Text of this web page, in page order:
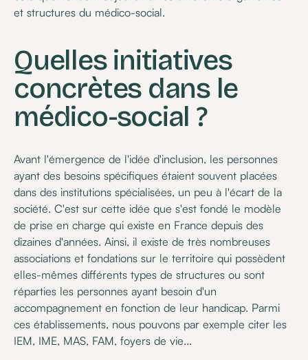
et structures du médico-social.
Quelles initiatives
concrètes dans le
médico-social ?
Avant l'émergence de l'idée d'inclusion, les personnes
ayant des besoins spécifiques étaient souvent placées
dans des institutions spécialisées, un peu à l'écart de la
société. C'est sur cette idée que s'est fondé le modèle
de prise en charge qui existe en France depuis des
dizaines d'années. Ainsi, il existe de très nombreuses
associations et fondations sur le territoire qui possèdent
elles-mêmes différents types de structures ou sont
réparties les personnes ayant besoin d'un
accompagnement en fonction de leur handicap. Parmi
ces établissements, nous pouvons par exemple citer les
IEM, IME, MAS, FAM, foyers de vie...